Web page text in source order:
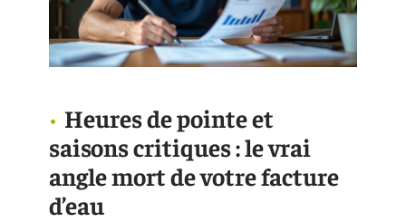
Heures de pointe et
saisons critiques : le vrai
angle mort de votre facture
d’eau